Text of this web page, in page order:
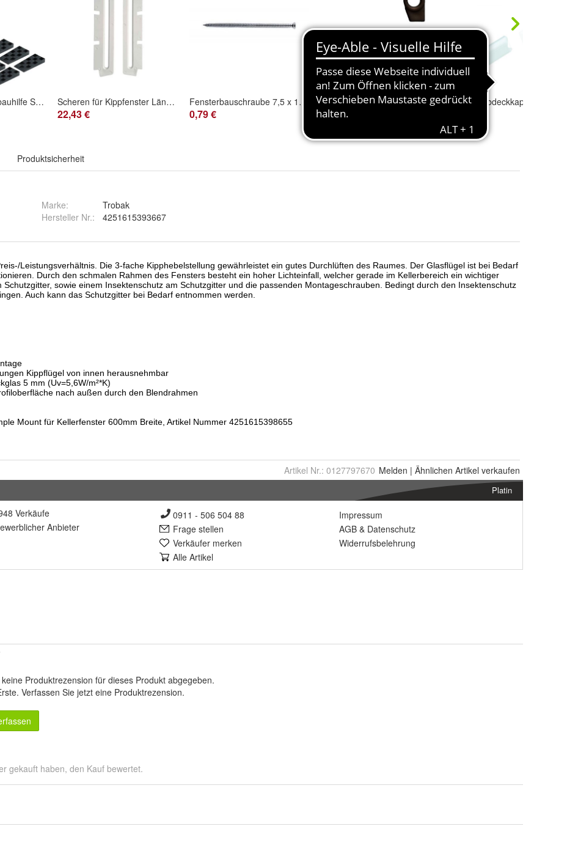
Montagekeile / Einbauhilfe Set mit 10 Stück Scheren für Kippfenster Länge ca. 15 cm, 1 Paar
22,43 €
Fensterbauschraube 7,5 x 132 (T30)
0,79 €
Fenstergriff 1 Paar (Fensterknebel)
17,83 €
Produktsicherheit
Marke:
Trobak
Hersteller Nr.:
4251615393667
Artikel Nr.: 0127797670 Melden | Ähnlichen Artikel verkaufen
Platin
Verkäufe
er Anbieter
0911 - 506 504 88
Frage stellen
Verkäufer merken
Alle Artikel
Impressum
AGB & Datenschutz
Widerrufsbelehrung
Produktrezension für dieses Produkt abgegeben.
Verfassen Sie jetzt eine Produktrezension.
gekauft haben, den Kauf bewertet.